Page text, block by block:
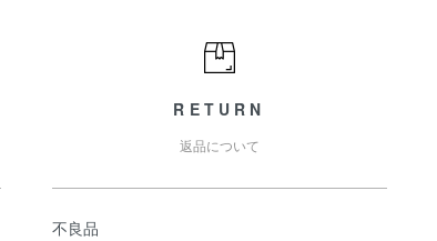
RETURN
返品について
不良品